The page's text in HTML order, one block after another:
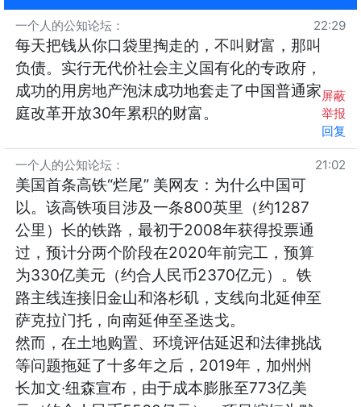
一个人的公知论坛 ： 22:29
每天把钱从你口袋里掏走的，不叫财富，那叫
负债。实行无代价社会主义国有化的专政府，
成功的用房地产泡沫成功地套走了中国普通家
庭改革开放30年累积的财富。
屏蔽
举报
回复
一个人的公知论坛 ： 21:02
美国首条高铁“烂尾” 美网友：为什么中国可
以。该高铁项目涉及一条800英里（约1287
公里）长的铁路，最初于2008年获得投票通
过，预计分两个阶段在2020年前完工，预算
为330亿美元（约合人民币2370亿元）。铁
路主线连接旧金山和洛杉矶，支线向北延伸至
萨克拉门托，向南延伸至圣迭戈。
然而，在土地购置、环境评估延迟和法律挑战
等问题拖延了十多年之后，2019年，加州州
长加文·纽森宣布，由于成本膨胀至773亿美